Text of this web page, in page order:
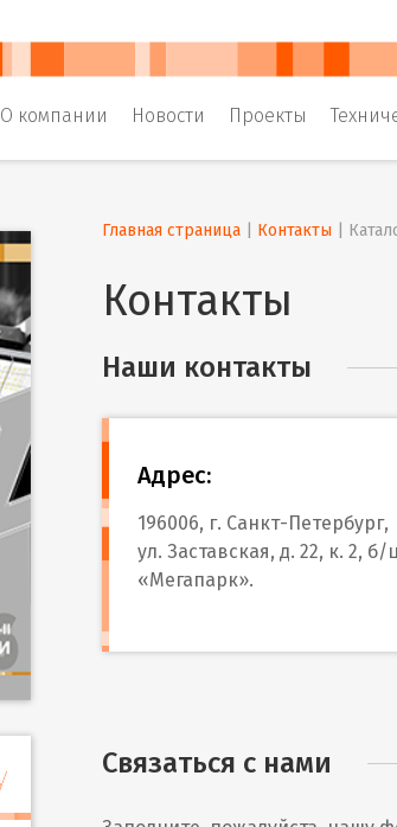
О компании Новости Проекты
Главная страница Контакты
Контакты
Наши контакты
Адрес:
196006, г. Санкт-Петербург,
ул. Заставская, д. 22, к. 2, б/
«Мегапарк».
Связаться с нами